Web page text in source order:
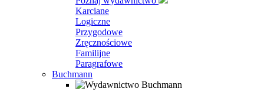
Karciane
Logiczne
Przygodowe
Zręcznościowe
Familijne
Paragrafowe
Buchmann